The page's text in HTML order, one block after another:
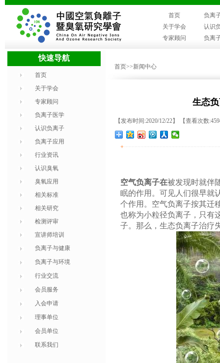
首页
负离
关于学会
认识
专家顾问
负离
快速导航
首页
关于学会
专家顾问
负离子医学
认识负离子
负离子应用
行业资讯
认识臭氧
臭氧应用
相关标准
相关研究
检测评审
宣讲师培训
负离子与健康
负离子与环境
行业交流
会员服务
入会申请
理事单位
会员单位
联系我们
首页>>新闻中心
生态
【发布时间:2020/12/22】 【查看次数
+
空气负离子在被发现时就伴
眠的作用。可见人们很早就
个作用。空气负离子按其迁
也称为小粒径负离子，只有
子。那么，生态负离子治疗